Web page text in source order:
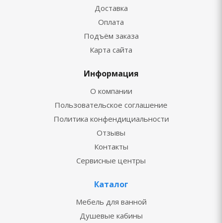
Доставка
Оплата
Подъём заказа
Карта сайта
Информация
О компании
Пользовательское соглашение
Политика конфендициальности
Отзывы
Контакты
Сервисные центры
Каталог
Мебель для ванной
Душевые кабины